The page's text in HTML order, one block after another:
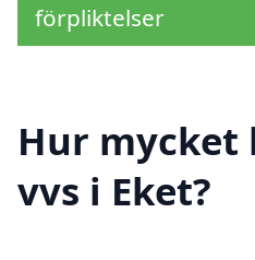
förpliktelser
Hur mycket
vvs i Eket?